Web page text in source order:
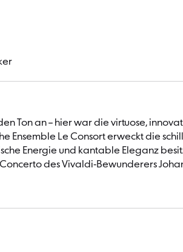
Ton an – hier war die virtuose,
Ensemble Le Consort erweckt die
Energie und kantable Eleganz
des Vivaldi-Bewunderers